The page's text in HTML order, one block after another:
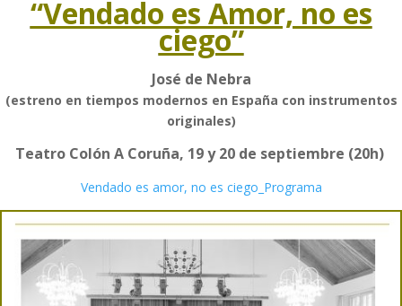
“Vendado es Amor, no es
ciego”
José de Nebra
(estreno en tiempos modernos en España con instrumentos
originales)
Teatro Colón A Coruña, 19 y 20 de septiembre (20h)
Vendado es amor, no es ciego_Programa